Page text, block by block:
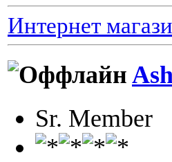
Интернет
Sr. Member